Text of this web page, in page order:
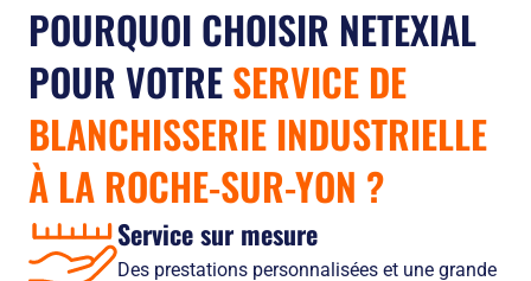
POURQUOI CHOISIR NETEXIAL
POUR VOTRESERVICE DE
BLANCHISSERIE INDUSTRIELLE
À LA ROCHE-SUR-YON ?
Service sur mesure
Des prestations personnalisées et une grande